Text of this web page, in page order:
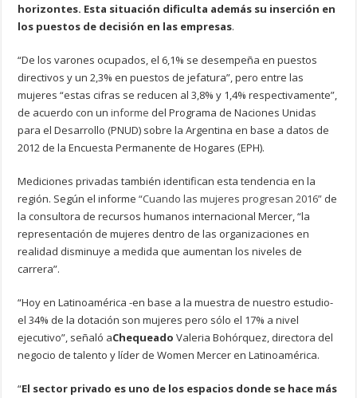
horizontes. Esta situación dificulta además su inserción en
los puestos de decisión en las empresas.
“De los varones ocupados, el 6,1% se desempeña en puestos
directivos y un 2,3% en puestos de jefatura”, pero entre las
mujeres “estas cifras se reducen al 3,8% y 1,4% respectivamente”,
de acuerdo con uninforme del Programa de Naciones Unidas
para el Desarrollo (PNUD) sobre la Argentina en base a datos de
2012 de la Encuesta Permanente de Hogares (EPH).
Mediciones privadas también identifican esta tendencia en la
región. Según el informe“Cuando las mujeres progresan 2016” de
la consultora de recursos humanos internacional Mercer, “la
representación de mujeres dentro de las organizaciones en
realidad disminuye a medida que aumentan los niveles de
carrera”.
“Hoy en Latinoamérica -en base a la muestra de nuestro estudio-
el 34% de la dotación son mujeres pero sólo el 17% a nivel
ejecutivo”, señaló aChequeado Valeria Bohórquez, directora del
negocio de talento y líder de Women Mercer en Latinoamérica.
“El sector privado es uno de los espacios donde se hace más